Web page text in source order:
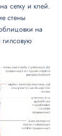
сетку и клей.
стены
на